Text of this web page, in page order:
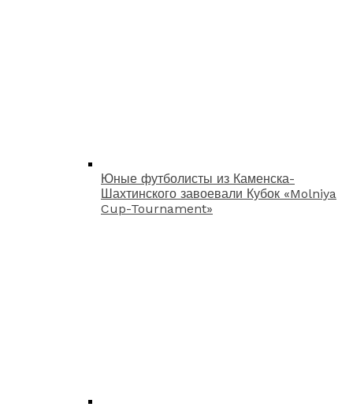
Юные футболисты из Каменска-
Шахтинского завоевали Кубок «Molniya
Cup-Tournament»